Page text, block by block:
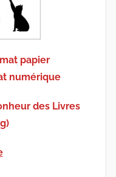
papier
numérique
des Livres